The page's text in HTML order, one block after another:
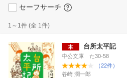
セーフサーチ
1～1件 (全 1件)
台所太平記
中公文庫 た30-58
（22件）
谷崎 潤一郎